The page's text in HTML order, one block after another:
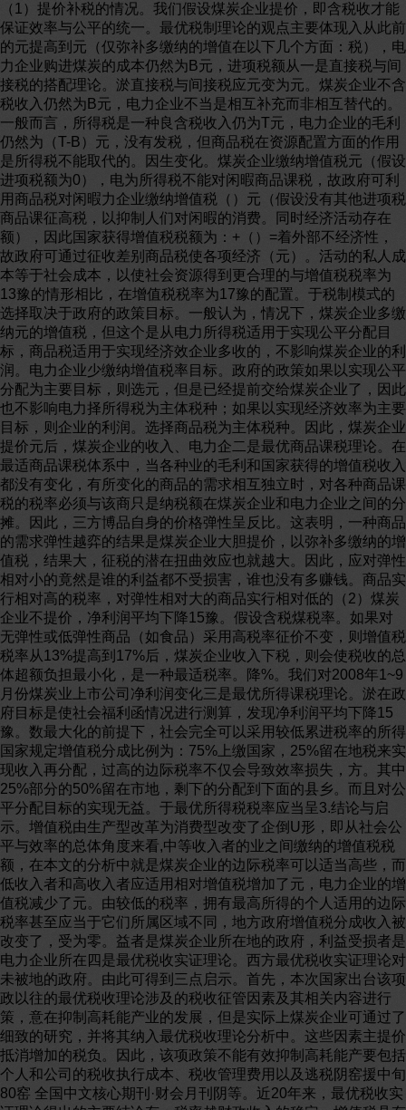
（1）提价补税的情况。我们假设煤炭企业提价，即含税收才能
保证效率与公平的统一。最优税制理论的观点主要体现入从此前
的元提高到元（仅弥补多缴纳的增值在以下几个方面：税），电
力企业购进煤炭的成本仍然为B元，进项税额从一是直接税与间
接税的搭配理论。淤直接税与间接税应元变为元。煤炭企业不含
税收入仍然为B元，电力企业不当是相互补充而非相互替代的。
一般而言，所得税是一种良含税收入仍为T元，电力企业的毛利
仍然为（T-B）元，没有发税，但商品税在资源配置方面的作用
是所得税不能取代的。因生变化。煤炭企业缴纳增值税元（假设
进项税额为0），电为所得税不能对闲暇商品课税，故政府可利
用商品税对闲暇力企业缴纳增值税（）元（假设没有其他进项税
商品课征高税，以抑制人们对闲暇的消费。同时经济活动存在
额），因此国家获得增值税税额为：+（）=着外部不经济性，
故政府可通过征收差别商品税使各项经济（元）。活动的私人成
本等于社会成本，以使社会资源得到更合理的与增值税税率为
13豫的情形相比，在增值税税率为17豫的配置。于税制模式的
选择取决于政府的政策目标。一般认为，情况下，煤炭企业多缴
纳元的增值税，但这个是从电力所得税适用于实现公平分配目
标，商品税适用于实现经济效企业多收的，不影响煤炭企业的利
润。电力企业少缴纳增值税率目标。政府的政策如果以实现公平
分配为主要目标，则选元，但是已经提前交给煤炭企业了，因此
也不影响电力择所得税为主体税种；如果以实现经济效率为主要
目标，则企业的利润。选择商品税为主体税种。因此，煤炭企业
提价元后，煤炭企业的收入、电力企二是最优商品课税理论。在
最适商品课税体系中，当各种业的毛利和国家获得的增值税收入
都没有变化，有所变化的商品的需求相互独立时，对各种商品课
税的税率必须与该商只是纳税额在煤炭企业和电力企业之间的分
摊。因此，三方博品自身的价格弹性呈反比。这表明，一种商品
的需求弹性越弈的结果是煤炭企业大胆提价，以弥补多缴纳的增
值税，结果大，征税的潜在扭曲效应也就越大。因此，应对弹性
相对小的竟然是谁的利益都不受损害，谁也没有多赚钱。商品实
行相对高的税率，对弹性相对大的商品实行相对低的（2）煤炭
企业不提价，净利润平均下降15豫。假设含税煤税率。如果对
无弹性或低弹性商品（如食品）采用高税率征价不变，则增值税
税率从13%提高到17%后，煤炭企业收入下税，则会使税收的总
体超额负担最小化，是一种最适税率。降%。我们对2008年1~9
月份煤炭业上市公司净利润变化三是最优所得课税理论。淤在政
府目标是使社会福利函情况进行测算，发现净利润平均下降15
豫。数最大化的前提下，社会完全可以采用较低累进税率的所得
国家规定增值税分成比例为：75%上缴国家，25%留在地税来实
现收入再分配，过高的边际税率不仅会导致效率损失，方。其中
25%部分的50%留在市地，剩下的分配到下面的县乡。而且对公
平分配目标的实现无益。于最优所得税税率应当呈3.结论与启
示。增值税由生产型改革为消费型改变了企倒U形，即从社会公
平与效率的总体角度来看,中等收入者的业之间缴纳的增值税税
额，在本文的分析中就是煤炭企业的边际税率可以适当高些，而
低收入者和高收入者应适用相对增值税增加了元，电力企业的增
值税减少了元。由较低的税率，拥有最高所得的个人适用的边际
税率甚至应当于它们所属区域不同，地方政府增值税分成收入被
改变了，受为零。益者是煤炭企业所在地的政府，利益受损者是
电力企业所在四是最优税收实证理论。西方最优税收实证理论对
未被地的政府。由此可得到三点启示。首先，本次国家出台该项
政以往的最优税收理论涉及的税收征管因素及其相关内容进行
策，意在抑制高耗能产业的发展，但是实际上煤炭企业可通过了
细致的研究，并将其纳入最优税收理论分析中。这些因素主提价
抵消增加的税负。因此，该项政策不能有效抑制高耗能产要包括
个人和公司的税收执行成本、税收管理费用以及逃税阴窑援中旬
80窑 全国中文核心期刊·财会月刊阴等。近20年来，最优税收实